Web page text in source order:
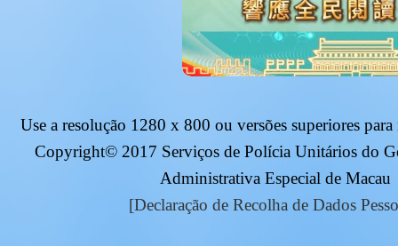
Use a resolução 1280 x 800 ou versões superiores
Copyright© 2017 Serviços de Polícia Unitários do
Administrativa Especial de Macau
[Declaração de Recolha de Dados